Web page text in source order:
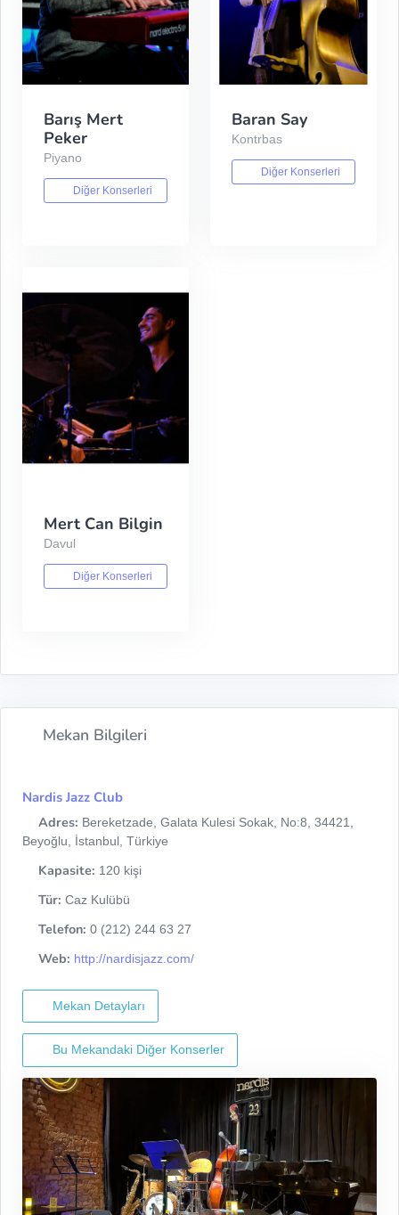
Barış Mert
Peker
Piyano
Diğer Konserleri
Baran Say
Kontrbas
Diğer Konserleri
Mert Can Bilgin
Davul
Diğer Konserleri
Mekan Bilgileri
Nardis Jazz Club
Adres: Bereketzade, Galata Kulesi Sokak, No:8, 34421,
Beyoğlu, İstanbul, Türkiye
Kapasite: 120 kişi
Tür: Caz Kulübü
Telefon: 0 (212) 244 63 27
Web: http://nardisjazz.com/
Mekan Detayları
Bu Mekandaki Diğer Konserler